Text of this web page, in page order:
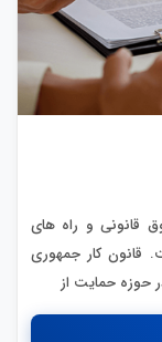
قانونی و راه های
قانون کار جمهوری
حوزه حمایت از